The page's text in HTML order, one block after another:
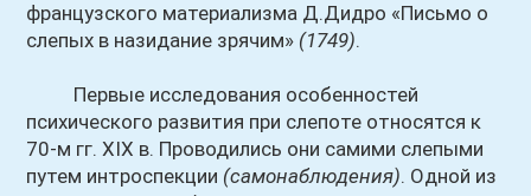
французского материализма Д.Дидро «Письмо о
слепых в назидание зрячим» (1749).
Первые исследования особенностей
психического развития при слепоте относятся к
70-м гг. XIX в. Проводились они самими слепыми
путем интроспекции (самонаблюдения). Одной из